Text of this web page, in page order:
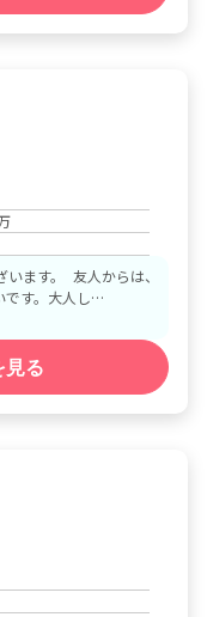
ます。 友人からは、
です。大人し…
見る